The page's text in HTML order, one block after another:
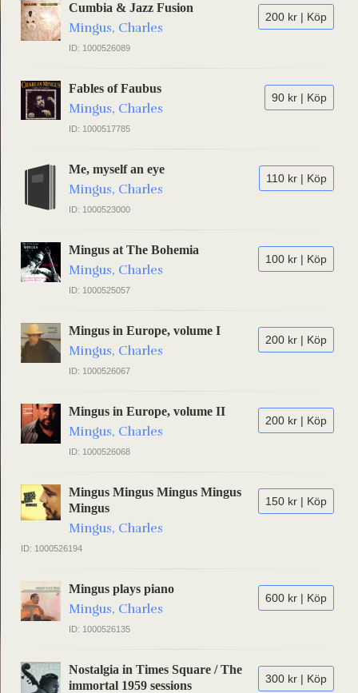
200 kr | Köp
Cumbia & Jazz Fusion
Mingus, Charles
ID: 1000526089
90 kr | Köp
Fables of Faubus
Mingus, Charles
ID: 1000517785
110 kr | Köp
Me, myself an eye
Mingus, Charles
ID: 1000523000
100 kr | Köp
Mingus at The Bohemia
Mingus, Charles
ID: 1000525057
200 kr | Köp
Mingus in Europe, volume I
Mingus, Charles
ID: 1000526067
200 kr | Köp
Mingus in Europe, volume II
Mingus, Charles
ID: 1000526068
150 kr | Köp
Mingus Mingus Mingus Mingus
Mingus
Mingus, Charles
ID: 1000526194
600 kr | Köp
Mingus plays piano
Mingus, Charles
ID: 1000526135
300 kr | Köp
Nostalgia in Times Square / The
immortal 1959 sessions